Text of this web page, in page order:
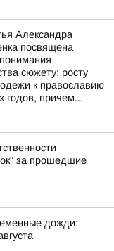
Александра
посвящена
сюжету: росту
к православию
годов, причем...
за прошедшие
дожди: